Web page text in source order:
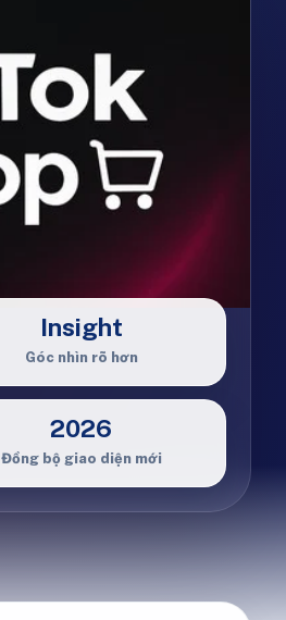
Insight
Góc nhìn rõ hơn
2026
Đồng bộ giao diện mới